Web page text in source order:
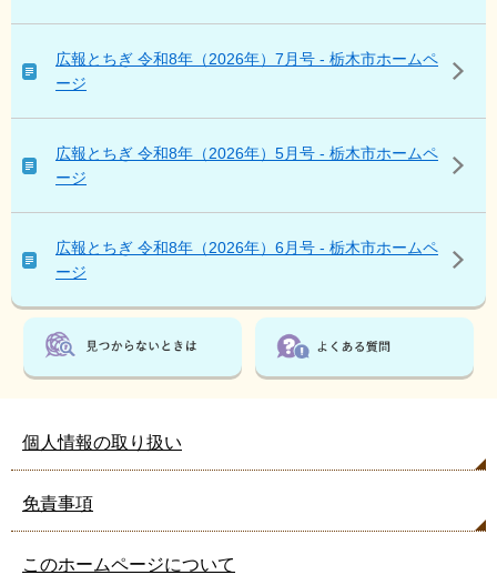
人
こ
ー
見
て
い
ま
広報とちぎ 令和8年（2026年）7月号 - 栃木市ホームペ
ージ
広報とちぎ 令和8年（2026年）5月号 - 栃木市ホームペ
ージ
広報とちぎ 令和8年（2026年）6月号 - 栃木市ホームペ
ージ
個人情報の取り扱い
免責事項
このホームページについて